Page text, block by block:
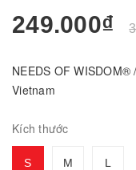
249.000₫
NEEDS OF
Vietnam
Kích thước
S M L